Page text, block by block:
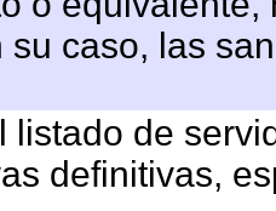
su caso, las
listado de
definitivas,